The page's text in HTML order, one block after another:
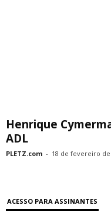
Henrique
ADL
PLETZ.com - 18 de fevereiro de
ACESSO PARA ASSINANTES